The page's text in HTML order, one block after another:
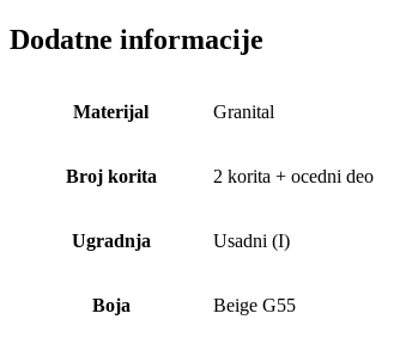
Dodatne informacije
Materijal Granital
Broj korita 2 korita + ocedni deo
Ugradnja Usadni (I)
Boja Beige G55